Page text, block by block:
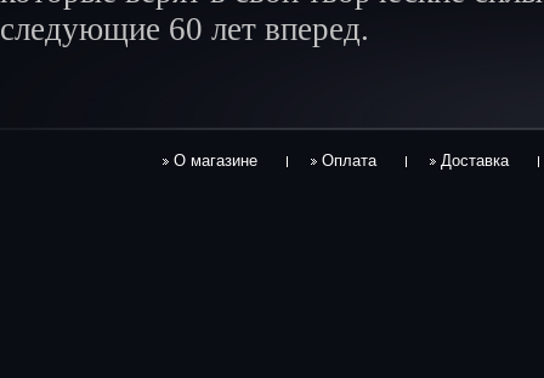
следующие 60 лет вперед.
О магазине Оплата Доставка